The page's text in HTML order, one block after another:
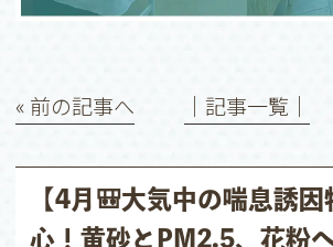
« 前の記事へ │記事一覧│
【4月🎒大気中の喘息誘因
心！黄砂とPM2.5、花粉